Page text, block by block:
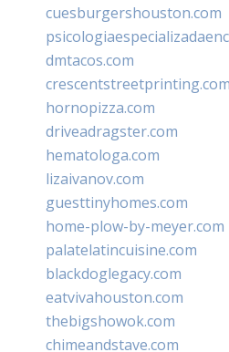
cuesburgershouston.com
dmtacos.com
crescentstreetprinting.com
hornopizza.com
driveadragster.com
hematologa.com
lizaivanov.com
guesttinyhomes.com
home-plow-by-meyer.com
palatelatincuisine.com
blackdoglegacy.com
eatvivahouston.com
thebigshowok.com
chimeandstave.com